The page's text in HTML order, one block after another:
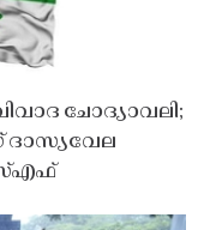
ചോദ്യാവലി;